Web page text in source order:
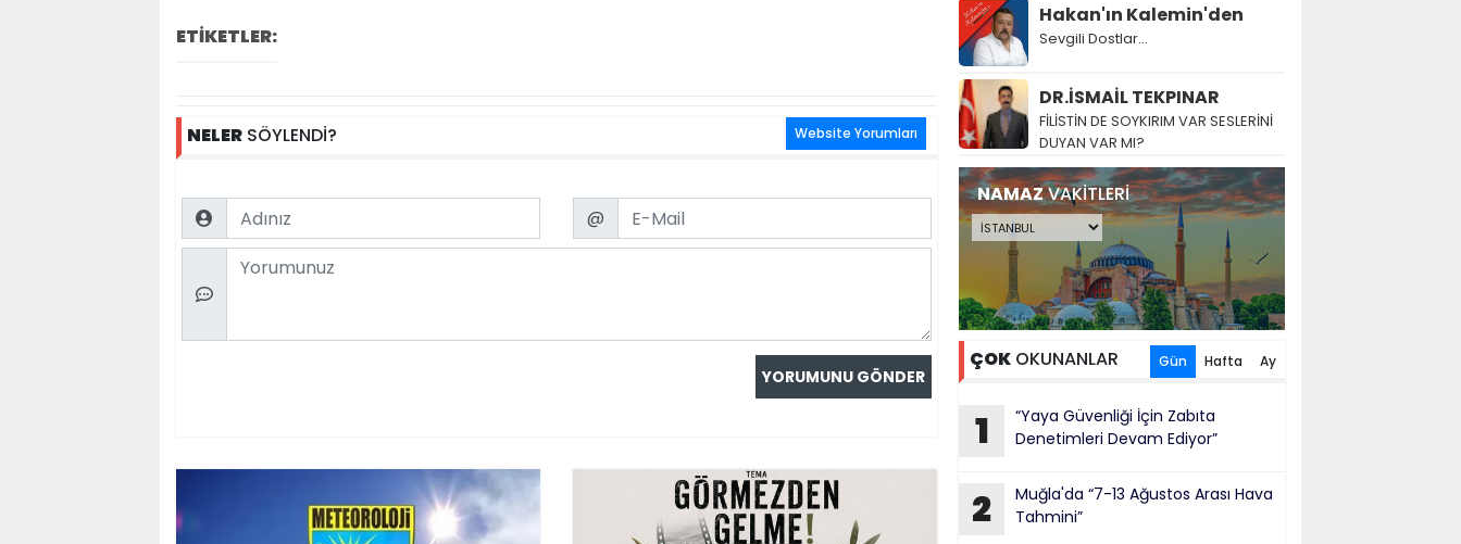
ETİKETLER:
NELER SÖYLENDİ? Website Yorumları
Name Email
@
Comment
Hakan'ın Kalemin'den
Sevgili Dostlar...
DR.İSMAİL TEKPINAR
FİLİSTİN DE SOYKIRIM VAR SESLERİNİ
DUYAN VAR MI?
NAMAZVAKİTLERİ
ÇOK OKUNANLAR Gün Hafta Ay
1
“Yaya Güvenliği İçin Zabıta
Denetimleri Devam Ediyor”
2
Muğla'da “7-13 Ağustos Arası Hava
Tahmini”